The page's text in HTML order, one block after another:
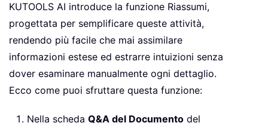
KUTOOLS AI introduce la funzione Riassumi,
progettata per semplificare queste attività,
rendendo più facile che mai assimilare
informazioni estese ed estrarre intuizioni senza
dover esaminare manualmente ogni dettaglio.
Ecco come puoi sfruttare questa funzione:
Nella scheda Q&A del Documento del